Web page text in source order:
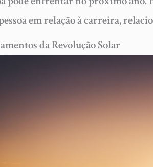
em relação à carreira,
da Revolução Solar